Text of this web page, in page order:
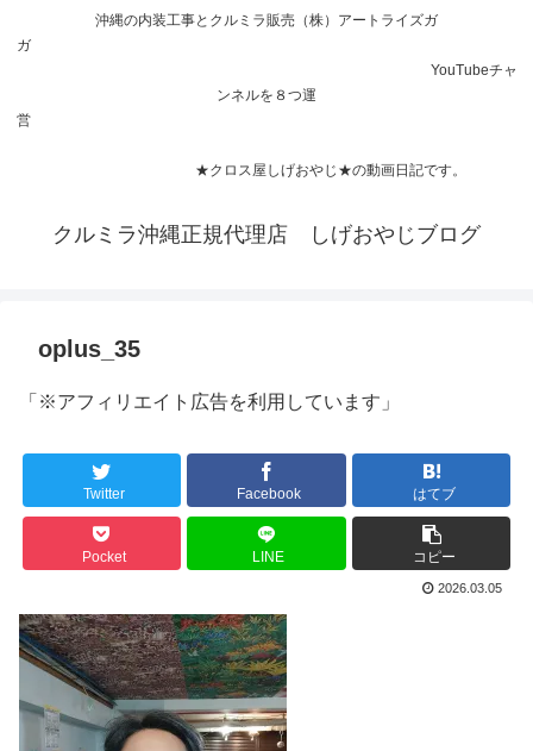
沖縄の内装工事とクルミラ販売（株）アートライズガ
ガ
YouTubeチャ
ンネルを８つ運
営
★クロス屋しげおやじ★の動画日記です。
クルミラ沖縄正規代理店 しげおやじブログ
oplus_35
「※アフィリエイト広告を利用しています」
Twitter Facebook はてブ
Pocket LINE コピー
2026.03.05